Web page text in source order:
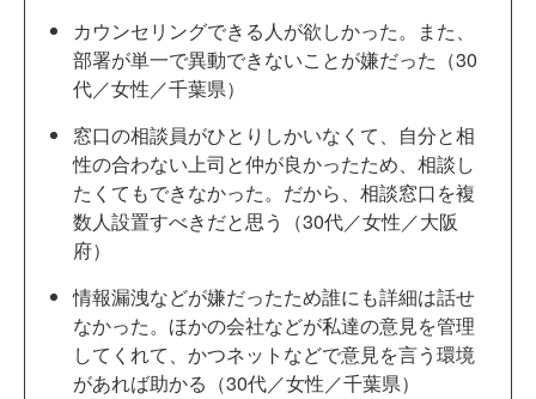
カウンセリングできる人が欲しかった。また、
部署が単一で異動できないことが嫌だった（30
代／女性／千葉県）
窓口の相談員がひとりしかいなくて、自分と相
性の合わない上司と仲が良かったため、相談し
たくてもできなかった。だから、相談窓口を複
数人設置すべきだと思う（30代／女性／大阪
府）
情報漏洩などが嫌だったため誰にも詳細は話せ
なかった。ほかの会社などが私達の意見を管理
してくれて、かつネットなどで意見を言う環境
があれば助かる（30代／女性／千葉県）